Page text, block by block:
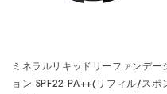
一感が出て垢抜け感が出ます。
ミネラルリキッドリーファンデー
ョン SPF22 PA++(リフィル/スポ